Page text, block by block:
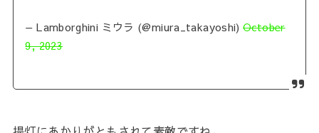
— Lamborghini ミウラ (@miura_takayoshi)October
9, 2023